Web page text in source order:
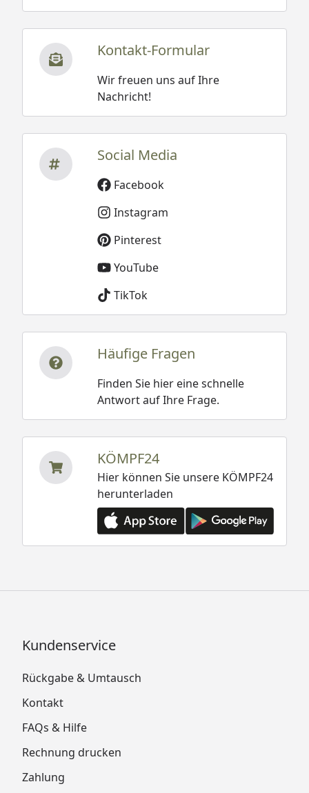
Kontakt-Formular
Wir freuen uns auf Ihre
Nachricht!
Social Media
Facebook
Instagram
Pinterest
YouTube
TikTok
Häufige Fragen
Finden Sie hier eine schnelle
Antwort auf Ihre Frage.
KÖMPF24
Hier können Sie unsere KÖMPF24
herunterladen
Kundenservice
Rückgabe & Umtausch
Kontakt
FAQs & Hilfe
Rechnung drucken
Zahlung